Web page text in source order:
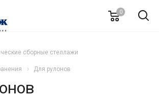
0
сборные стеллажи
Для рулонов